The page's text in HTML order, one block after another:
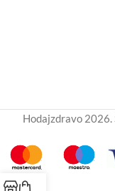
Hodajzdravo 2026.